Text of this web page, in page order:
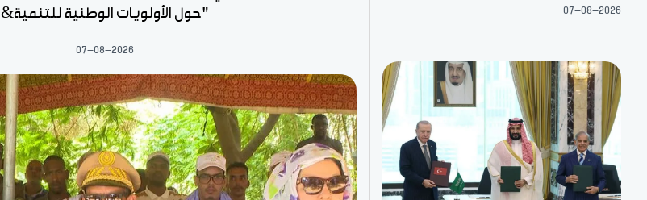
07-08-2026
"حول الأولويات الوطنية للتنمية&
07-08-2026